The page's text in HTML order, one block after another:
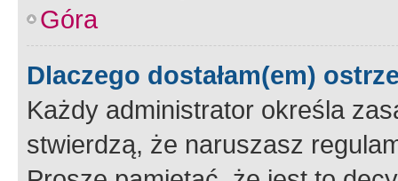
Góra
Dlaczego dostałam(em)
Każdy administrator określa
stwierdzą, że naruszasz